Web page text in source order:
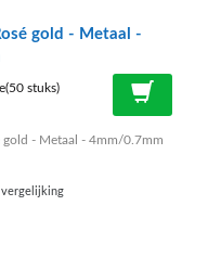
gold - Metaal -
stuks)
gold - Metaal - 4mm/0.7mm
vergelijking